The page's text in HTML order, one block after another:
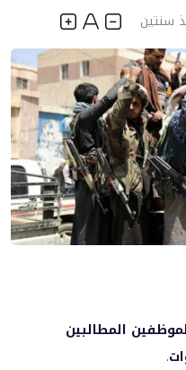
سنتين
المطالبين
.